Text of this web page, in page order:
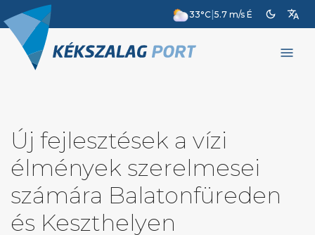
33°C|5.7 m/s É dark_mode translate
menu
Új fejlesztések a vízi
élmények szerelmesei
számára Balatonfüreden
és Keszthelyen